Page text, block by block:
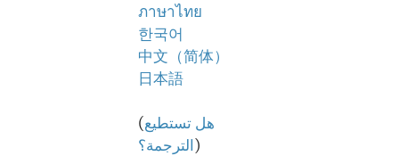
ภาษาไทย
한국어
中文（简体）
日本語
(هل تستطيع
الترجمة؟)